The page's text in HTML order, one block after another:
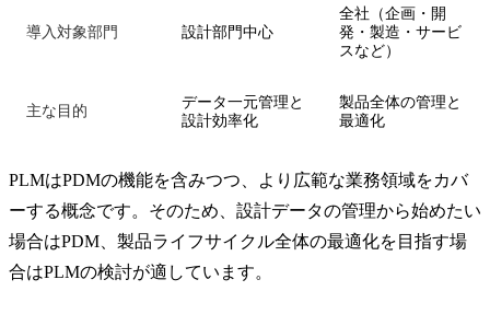
導入対象部門 設計部門中心
全社（企画・開
発・製造・サービ
スなど）
主な目的
データ一元管理と
設計効率化
製品全体の管理と
最適化
PLMはPDMの機能を含みつつ、より広範な業務領域をカバ
ーする概念です。そのため、設計データの管理から始めたい
場合はPDM、製品ライフサイクル全体の最適化を目指す場
合はPLMの検討が適しています。